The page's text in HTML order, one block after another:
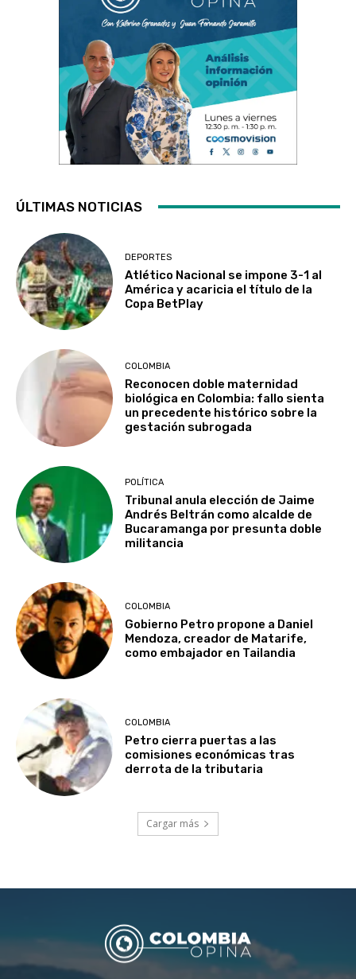
ÚLTIMAS NOTICIAS
DEPORTES
Atlético Nacional se impone 3-1 al
América y acaricia el título de la
Copa BetPlay
COLOMBIA
Reconocen doble maternidad
biológica en Colombia: fallo sienta
un precedente histórico sobre la
gestación subrogada
POLÍTICA
Tribunal anula elección de Jaime
Andrés Beltrán como alcalde de
Bucaramanga por presunta doble
militancia
COLOMBIA
Gobierno Petro propone a Daniel
Mendoza, creador de Matarife,
como embajador en Tailandia
COLOMBIA
Petro cierra puertas a las
comisiones económicas tras
derrota de la tributaria
Cargar más